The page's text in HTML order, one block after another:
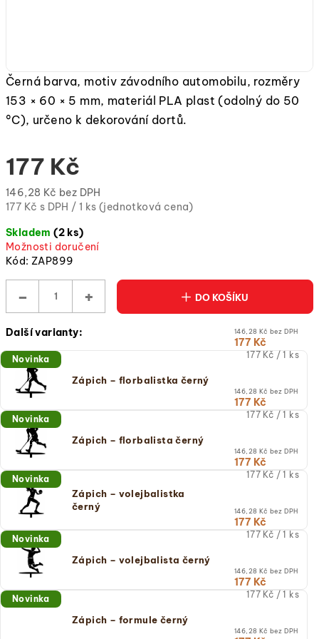
Černá barva, motiv závodního automobilu, rozměry
153 × 60 × 5 mm, materiál PLA plast (odolný do 50
°C), určeno k dekorování dortů.
177 Kč
146,28 Kč bez DPH
Měrná
(jednotková
cena)
177 Kč s DPH / 1 ks (jednotková cena)
Skladem(2 ks)
Možnosti doručení
Kód: ZAP899
+
− DO KOŠÍKU
Další varianty:
Novinka
Zápich – florbalistka černý
146,28 Kč bez DPH
177 Kč
Měrná
cena)
177 Kč / 1 ks
Novinka
Zápich – florbalista černý
146,28 Kč bez DPH
177 Kč
Měrná
cena)
177 Kč / 1 ks
Novinka
Zápich – volejbalistka
černý
146,28 Kč bez DPH
177 Kč
Měrná
cena)
177 Kč / 1 ks
Novinka
Zápich – volejbalista černý
146,28 Kč bez DPH
177 Kč
Měrná
cena)
177 Kč / 1 ks
Novinka
Zápich – formule černý
146,28 Kč bez DPH
177 Kč
Měrná
cena)
177 Kč / 1 ks
146,28 Kč bez DPH